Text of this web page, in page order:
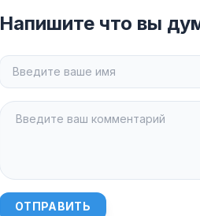
Напишите что вы
ОТПРАВИТЬ